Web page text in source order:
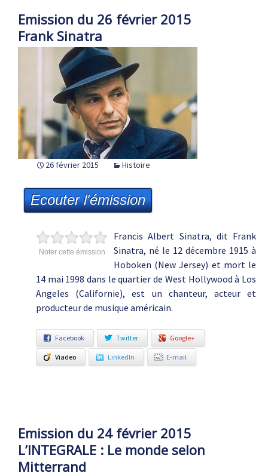
Emission du 26 février 2015
Frank Sinatra
26 février 2015 Histoire
Ecouter l'émission
Noter cette émission
Francis Albert Sinatra, dit Frank
Sinatra, né le 12 décembre 1915 à
Hoboken (New Jersey) et mort le
14 mai 1998 dans le quartier de West Hollywood à Los
Angeles (Californie), est un chanteur, acteur et
producteur de musique américain.
Facebook Twitter Google+
Viadeo LinkedIn E-mail
Emission du 24 février 2015
L’INTEGRALE : Le monde selon
Mitterrand